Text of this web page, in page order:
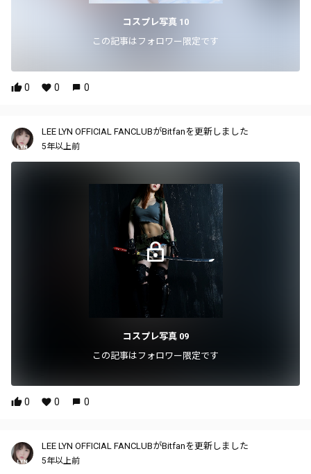
コスプレ写真 10
この記事はフォロワー限定です
0 0 0
LEE LYN OFFICIAL FANCLUBがBitfanを更新しました
5年以上前
コスプレ写真 09
この記事はフォロワー限定です
0 0 0
LEE LYN OFFICIAL FANCLUBがBitfanを更新しました
5年以上前